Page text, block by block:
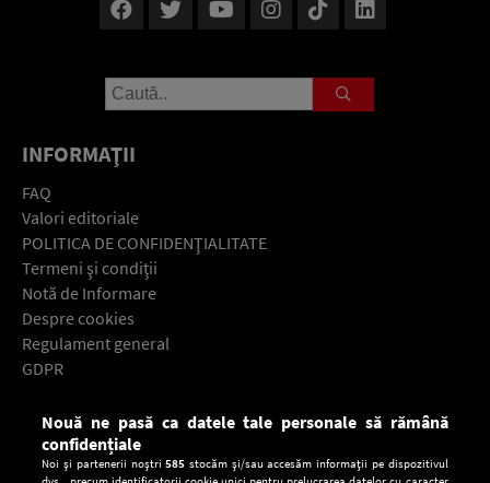
INFORMAŢII
FAQ
Valori editoriale
POLITICA DE CONFIDENŢIALITATE
Termeni şi condiţii
Notă de Informare
Despre cookies
Regulament general
GDPR
Descarcă gratuit aplicaţia Europa FM pentru smartphone:
Nouă ne pasă ca datele tale personale să rămână
confidențiale
Noi și partenerii noștri585 stocăm și/sau accesăm informații pe dispozitivul